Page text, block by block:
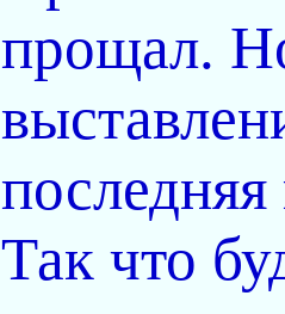
прощал.
последняя
Так что